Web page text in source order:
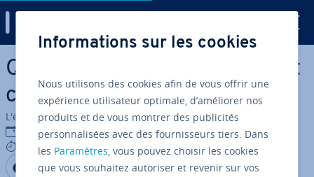
Aller au contenu principal
Qu’est-ce qu’un fichier .md et
comment l’ouvrir ?
L'équipe édi­to­riale IONOS
30/11/2022
5 mins
Partager sur Facebook
Partager sur Twitter
Partager sur LinkedIn
Informations sur les cookies
Nous utilisons des cookies afin de vous offrir une
expérience utilisateur optimale, d’améliorer nos
produits et de vous montrer des publicités
personnalisées avec des fournisseurs tiers. Dans
les Paramètres, vous pouvez choisir les cookies
que vous souhaitez autoriser et revenir sur vos